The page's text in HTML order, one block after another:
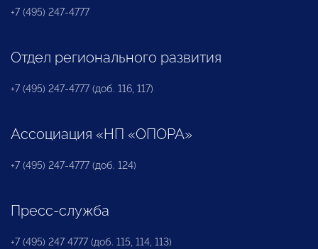
+7 (495) 247-4777
Отдел регионального развития
+7 (495) 247-4777 (доб. 116, 117)
Ассоциация «НП «ОПОРА»
+7 (495) 247-4777 (доб. 124)
Пресс-служба
+7 (495) 247 4777 (доб. 115, 114, 113)